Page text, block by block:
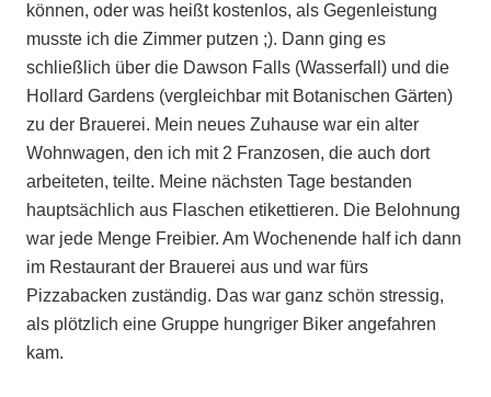
können, oder was heißt kostenlos, als Gegenleistung
musste ich die Zimmer putzen ;). Dann ging es
schließlich über die Dawson Falls (Wasserfall) und die
Hollard Gardens (vergleichbar mit Botanischen Gärten)
zu der Brauerei. Mein neues Zuhause war ein alter
Wohnwagen, den ich mit 2 Franzosen, die auch dort
arbeiteten, teilte. Meine nächsten Tage bestanden
hauptsächlich aus Flaschen etikettieren. Die Belohnung
war jede Menge Freibier. Am Wochenende half ich dann
im Restaurant der Brauerei aus und war fürs
Pizzabacken zuständig. Das war ganz schön stressig,
als plötzlich eine Gruppe hungriger Biker angefahren
kam.